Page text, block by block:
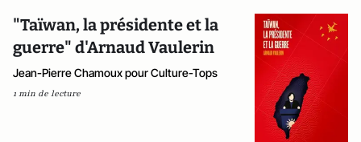
"Taïwan, la présidente et la
guerre" d'Arnaud Vaulerin
Jean-Pierre Chamoux pour Culture-Tops
1 min de lecture